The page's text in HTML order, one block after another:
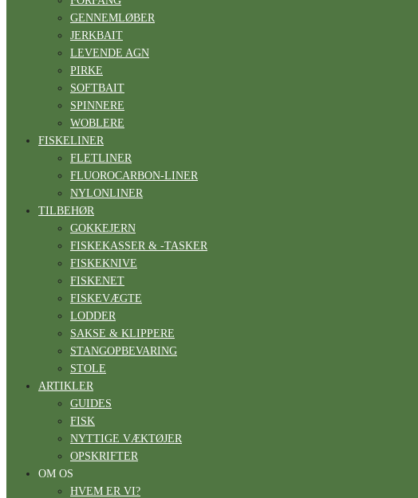
GENNEMLØBER
JERKBAIT
LEVENDE AGN
PIRKE
SOFTBAIT
SPINNERE
WOBLERE
FISKELINER
FLETLINER
FLUOROCARBON-LINER
NYLONLINER
TILBEHØR
GOKKEJERN
FISKEKASSER & -TASKER
FISKEKNIVE
FISKENET
FISKEVÆGTE
LODDER
SAKSE & KLIPPERE
STANGOPBEVARING
STOLE
ARTIKLER
GUIDES
FISK
NYTTIGE VÆKTØJER
OPSKRIFTER
OM OS
HVEM ER VI?